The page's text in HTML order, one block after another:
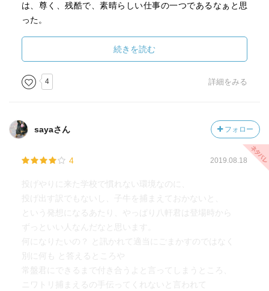
は、尊く、残酷で、素晴らしい仕事の一つであるなぁと思
った。
荒川先生の漫画は「漫画として普通に面白い!」ので、農業
などに興味がなくても、かなりおすすめ。
食べた後は肉が食べたくなるので、可能ならば焼肉屋さん
などを予約してから読みましょう◎
続きを読む
4 詳細をみる
sayaさん フォロー
4 2019.08.18
投げやりに来た学校で慣れない環境なのに、
投げ出す訳でもないし、子牛を捕まえておかないと、
という発想になるあたり、やっぱり八軒君は登場時から
ずっといい人なんだなと思います。
何になりたいの？ と訊かれて適当にごまかすのではなく
別に何も と答えるところや
常盤君にできるまで付き合うよと言ってしまうところ、
ニワトリ捕まえるの手伝ってくれないと言われて